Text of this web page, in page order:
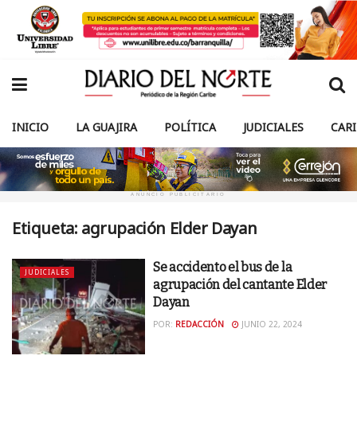
INICIO LA GUAJIRA POLÍTICA JUDICIALES
ANUNCIO PUBLICITARIO
Etiqueta: agrupación Elder Dayan
JUDICIALES
Se accidento el bus de la
agrupación del cantante Elder
Dayan
POR: REDACCIÓN JUNIO 22, 2024